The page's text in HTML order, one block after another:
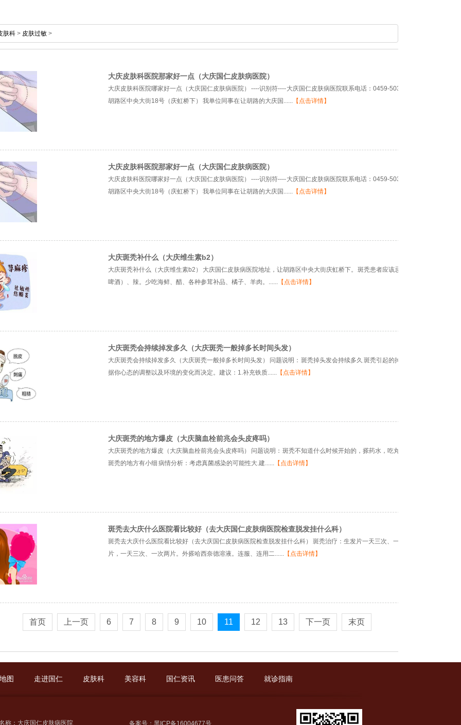
肤科 > 皮肤过敏 >
大庆皮肤科医院那家好一点（大庆国仁皮肤病医院）
大庆皮肤科医院哪家好一点（大庆国仁皮肤病医院） ----识别符---- 大庆国仁皮肤病医院联系电话：0459-5036666 大庆市让
胡路区中央大街18号（庆虹桥下） 我单位同事在 让胡路的大庆国...... 【点击详情】
大庆皮肤科医院那家好一点（大庆国仁皮肤病医院）
大庆皮肤科医院哪家好一点（大庆国仁皮肤病医院） ----识别符---- 大庆国仁皮肤病医院联系电话：0459-5036666 大庆市让
胡路区中央大街18号（庆虹桥下） 我单位同事在 让胡路的大庆国...... 【点击详情】
大庆斑秃补什么（大庆维生素b2）
大庆斑秃补什么（大庆维生素b2） 大庆国仁皮肤病医院地址，让胡路区中央大街庆虹桥下。 斑秃患者应该忌酒（包括汽酒、
啤酒）、辣。少吃海鲜、醋、各种参茸补品、橘子、羊肉。...... 【点击详情】
大庆斑秃会持续掉发多久（大庆斑秃一般掉多长时间头发）
大庆斑秃会持续掉发多久（大庆斑秃一般掉多长时间头发） 问题说明： 斑秃掉头发会持续多久 斑秃引起的掉头发的时间是根
据你心态的调整以及环境的变化而决定。建议：1.补充铁质...... 【点击详情】
大庆斑秃的地方爆皮（大庆脑血栓前兆会头皮疼吗）
大庆斑秃的地方爆皮（大庆脑血栓前兆会头皮疼吗） 问题说明： 斑秃不知道什么时候开始的，搽药水，吃丸子快一个月了，
斑秃的地方有小细 病情分析：考虑真菌感染的可能性大.建......【点击详情】
斑秃去大庆什么医院看比较好（去大庆国仁皮肤病医院检查脱发挂什么科）
斑秃去大庆什么医院看比较好（去大庆国仁皮肤病医院检查脱发挂什么科） 斑秃治疗：生发片一天三次、一次6粒。胱胺酸
片，一天三次、一次两片。外搽哈西奈德溶液。连服、连用二...... 【点击详情】
首页 上一页 6 7 8 9 10 11 12 13 下一页 末页
图 走进国仁 皮肤科 美容科 国仁资讯 医患问答 就诊指南
称：大庆国仁皮肤病医院 备案号：黑ICP备16004677号